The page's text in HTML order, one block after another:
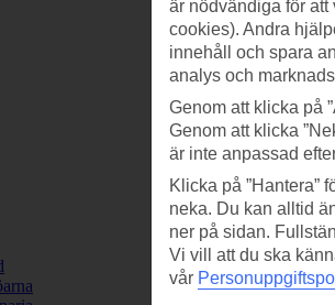
är nödvändiga för
cookies). Andra
innehåll och spara
analys och
Genom att klicka på
Genom att klicka
är inte anpassad
Klicka på ”Hantera”
neka. Du kan alltid
ner på sidan.
Vi vill att du ska
vår